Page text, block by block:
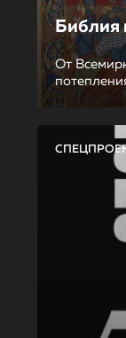
Библия
От